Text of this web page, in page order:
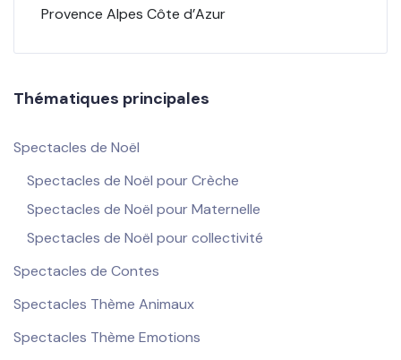
Provence Alpes Côte d’Azur
Thématiques principales
Spectacles de Noël
Spectacles de Noël pour Crèche
Spectacles de Noël pour Maternelle
Spectacles de Noël pour collectivité
Spectacles de Contes
Spectacles Thème Animaux
Spectacles Thème Emotions